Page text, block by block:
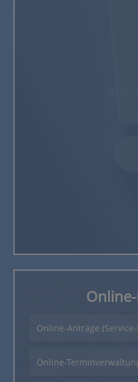
Online-Anträge (Service-
Online-